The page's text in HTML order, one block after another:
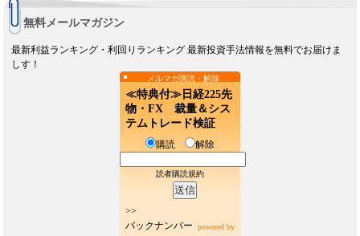
無料メールマガジン
最新利益ランキング・利回りランキング 最新投資手法情報を無料でお届けま
しす！
メルマガ購読・解除
≪特典付≫日経225先
物・FX 裁量＆シス
テムトレード検証
購読 解除
読者購読規約
>>
バックナンバー
powered by